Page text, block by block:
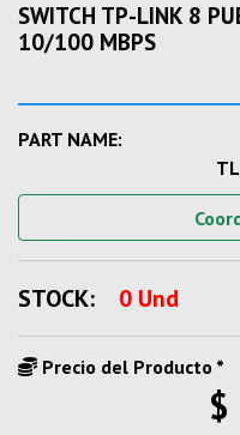
SWITCH TP-LINK 8
10/100 MBPS
PART NAME:
STOCK: 0 Und
Precio del Producto *
$